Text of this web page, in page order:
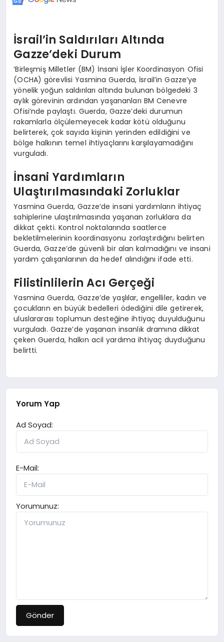
İsrail’in Saldırıları Altında
Gazze’deki Durum
‘Birleşmiş Milletler (BM) İnsani İşler Koordinasyon Ofisi
(OCHA) görevlisi Yasmina Guerda, İsrail’in Gazze’ye
yönelik yoğun saldırıları altında bulunan bölgedeki 3
aylık görevinin ardından yaşananları BM Cenevre
Ofisi’nde paylaştı. Guerda, Gazze’deki durumun
rakamlarla ölçülemeyecek kadar kötü olduğunu
belirterek, çok sayıda kişinin yerinden edildiğini ve
bölge halkının temel ihtiyaçlarını karşılayamadığını
vurguladı.
İnsani Yardımların
Ulaştırılmasındaki Zorluklar
Yasmina Guerda, Gazze’de insani yardımların ihtiyaç
sahiplerine ulaştırılmasında yaşanan zorluklara da
dikkat çekti. Kontrol noktalarında saatlerce
bekletilmelerinin koordinasyonu zorlaştırdığını belirten
Guerda, Gazze’de güvenli bir alan kalmadığını ve insani
yardım çalışanlarının da hedef alındığını ifade etti.
Filistinlilerin Acı Gerçeği
Yasmina Guerda, Gazze’de yaşlılar, engelliler, kadın ve
çocukların en büyük bedelleri ödediğini dile getirerek,
uluslararası toplumun desteğine ihtiyaç duyulduğunu
vurguladı. Gazze’de yaşanan insanlık dramına dikkat
çeken Guerda, halkın acil yardıma ihtiyaç duyduğunu
belirtti.
Yorum Yap
Ad Soyad:
E-Mail:
Yorumunuz:
Gönder